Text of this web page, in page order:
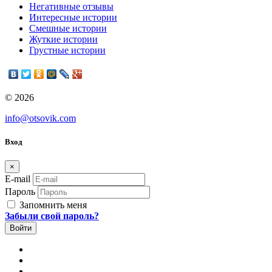
Негативные отзывы
Интересные истории
Смешные истории
Жуткие истории
Грустные истории
© 2026
info@otsovik.com
Вход
×
E-mail
Пароль
Запомнить меня
Забыли свой пароль?